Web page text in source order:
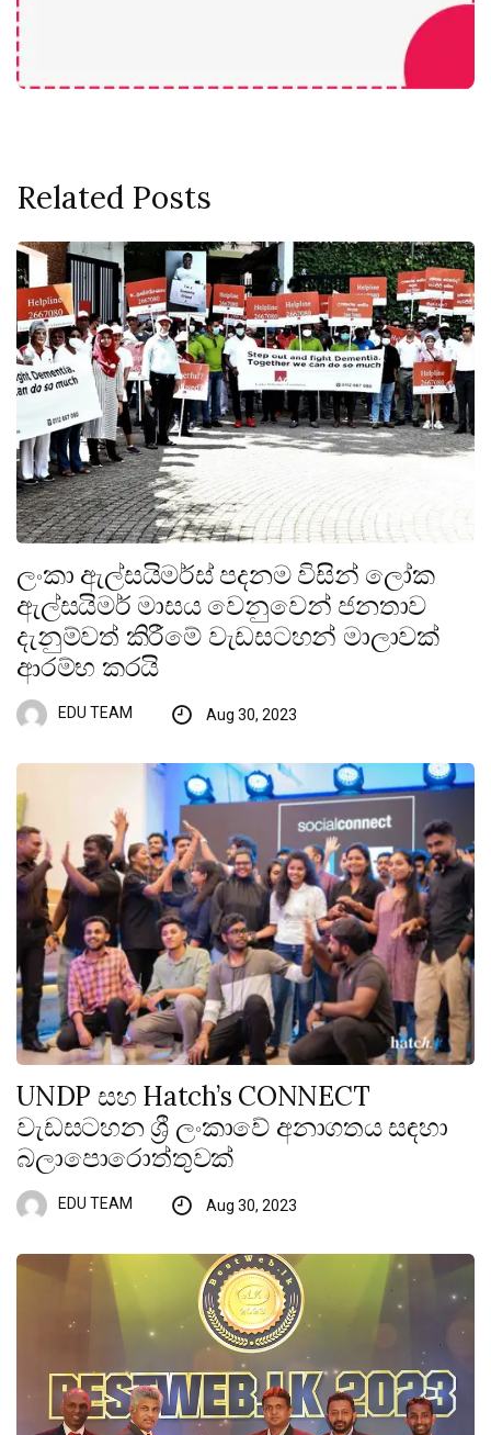
Related Posts
ලංකා ඇල්සයිමර්ස් පදනම විසින් ලෝක
ඇල්සයිමර් මාසය වෙනුවෙන් ජනතාව
දැනුම්වත් කිරීමේ වැඩසටහන් මාලාවක්
ආරම්භ කරයි
EDU TEAM Aug 30, 2023
UNDP සහ Hatch’s CONNECT
වැඩසටහන ශ්‍රී ලංකාවේ අනාගතය සඳහා
බලාපොරොත්තුවක්
EDU TEAM Aug 30, 2023